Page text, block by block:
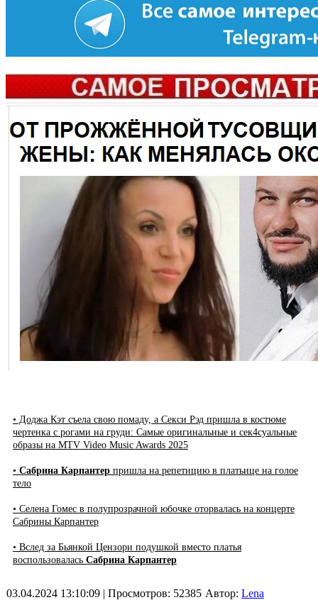
• Доджа Кэт съела свою помаду, а Секси Рэд пришла в костюме
чертенка с рогами на груди: Самые оригинальные и сек4суальные
образы на MTV Video Music Awards 2025
• Сабрина Карпантер пришла на репетицию в платьице на голое
тело
• Селена Гомес в полупрозрачной юбочке оторвалась на концерте
Сабрины Карпантер
• Вслед за Бьянкой Цензори подушкой вместо платья
воспользовалась Сабрина Карпантер
03.04.2024 13:10:09 | Просмотров: 52385 Автор: Lena